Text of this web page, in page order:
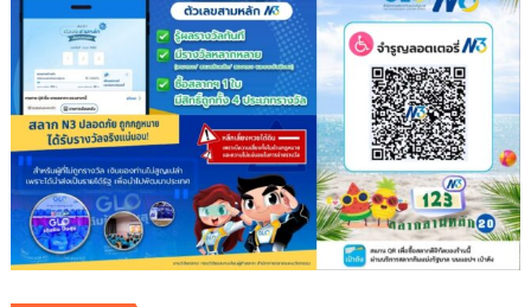
ชม
พิพิธภัณฑ์
พระพุทธ
คุณ
ฟรี
ตลอด
เดือน